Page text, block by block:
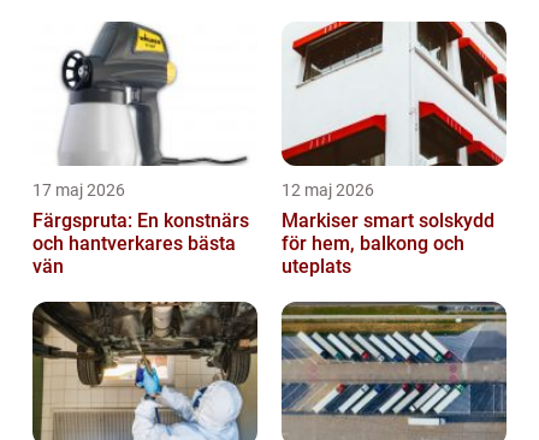
17 maj 2026
Färgspruta: En konstnärs
och hantverkares bästa
vän
12 maj 2026
Markiser smart solskydd
för hem, balkong och
uteplats